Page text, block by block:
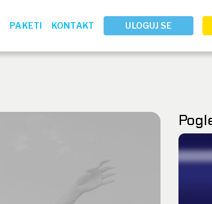
PAKETI KONTAKT ULOGUJ SE